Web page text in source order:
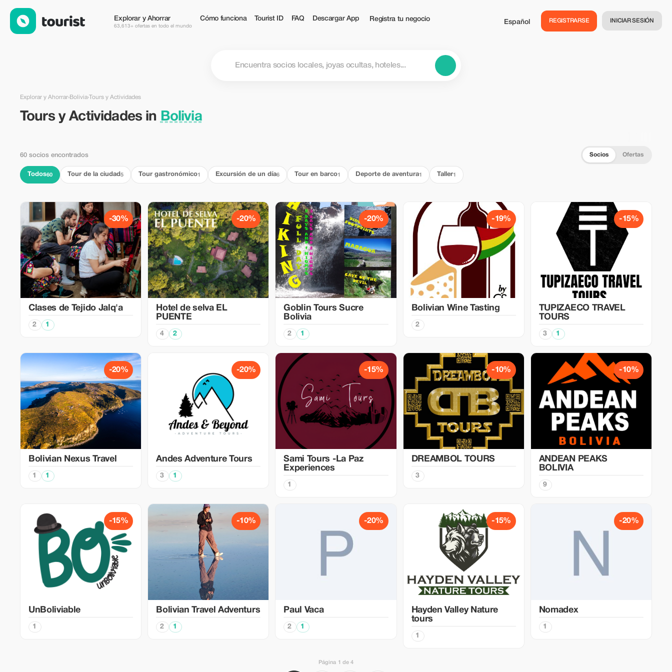
Explorar y Ahorrar
63,613+ ofertas en todo el mundo
Cómo funciona Tourist ID FAQ Descargar App Registra tu negocio Español REGISTRARSE INICIAR SESIÓN
Explorar y Ahorrar›Bolivia›Tours y Actividades
Tours y Actividades in Bolivia
60 socios encontrados Socios Ofertas
Todos60 Tour de la ciudad 5 Tour gastronómico1 Excursión de un día6 Tour en barco1 Deporte de aventura1 Taller1
-30%
Clases de Tejido Jalq'a
2 1
-20%
Hotel de selva EL
PUENTE
4 2
-20%
Goblin Tours Sucre
Bolivia
2 1
-19%
Bolivian Wine Tasting
2
-15%
TUPIZAECO TRAVEL
TOURS
3 1
-20%
Bolivian Nexus Travel
1 1
-20%
Andes Adventure Tours
3 1
-15%
Sami Tours -La Paz
Experiences
1
-10%
DREAMBOL TOURS
3
-10%
ANDEAN PEAKS
BOLIVIA
9
-15%
UnBoliviable
1
-10%
Bolivian Travel Adventurs
2 1
-20%
Paul Vaca
2 1
-15%
Hayden Valley Nature
tours
1
-20%
Nomadex
1
Página 1 de 4